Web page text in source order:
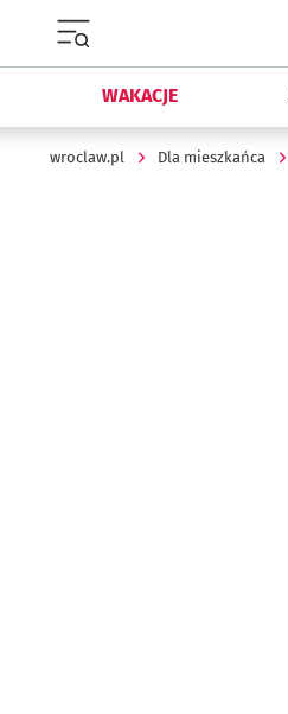
WAKACJE
wroclaw.pl Dla mieszkańca